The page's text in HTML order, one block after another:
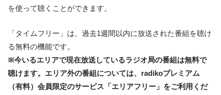
を使って聴くことができます。
「タイムフリー」は、過去1週間以内に放送された番組を聴け
る無料の機能です。
※今いるエリアで現在放送しているラジオ局の番組は無料で
聴けます。エリア外の番組については、radikoプレミアム
（有料）会員限定のサービス「エリアフリー」をご利用くだ